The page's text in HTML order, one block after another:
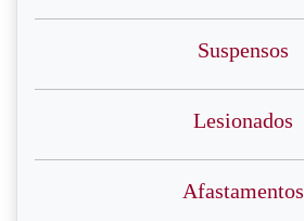
Suspensos
Lesionados
Afastamentos